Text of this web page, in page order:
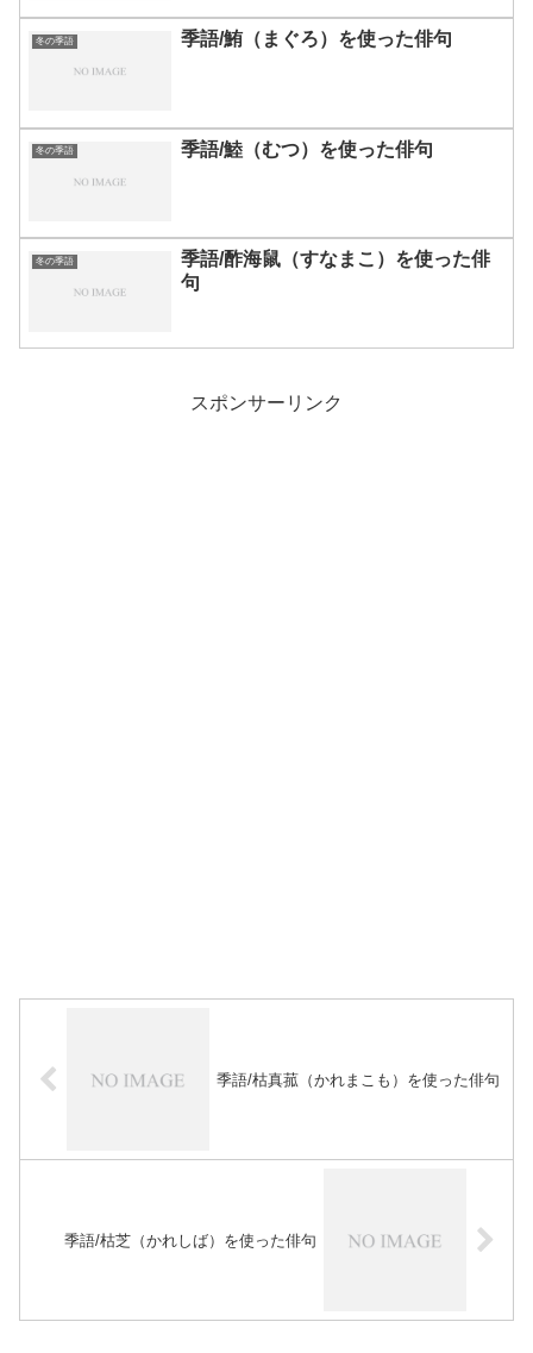
冬の季語 季語/鮪（まぐろ）を使った俳句
冬の季語 季語/鯥（むつ）を使った俳句
冬の季語
季語/酢海鼠（すなまこ）を使った俳
句
スポンサーリンク
季語/枯真菰（かれまこも）を使った俳句
季語/枯芝（かれしば）を使った俳句